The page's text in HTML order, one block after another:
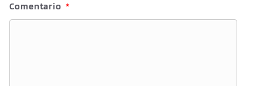
Comentario *